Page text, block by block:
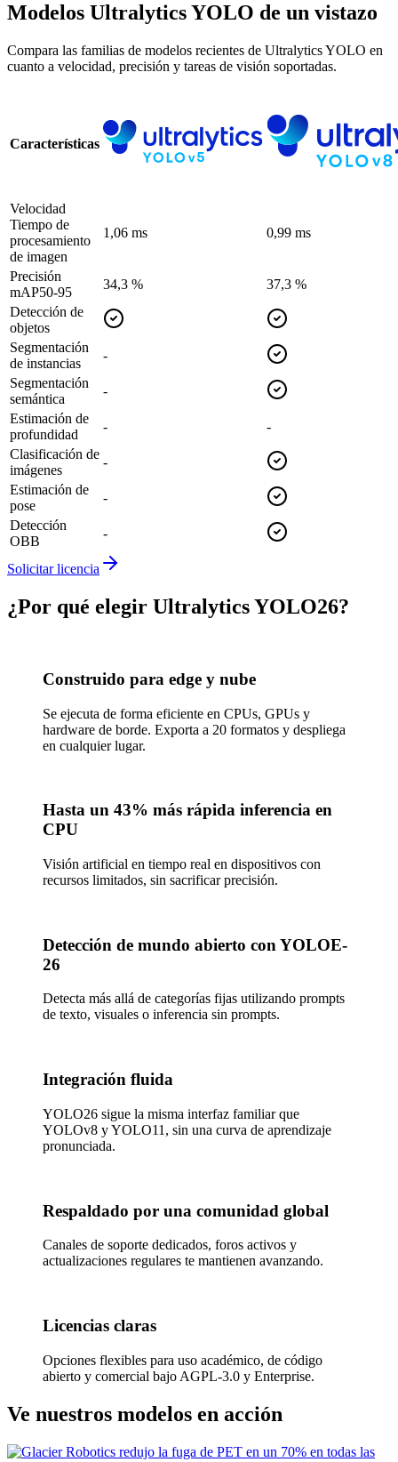
Modelos Ultralytics YOLO de un vistazo
Compara las familias de modelos recientes de Ultralytics YOLO en
cuanto a velocidad, precisión y tareas de visión soportadas.
Características
Velocidad
Tiempo de
procesamiento
de imagen
1,06 ms 0,99 ms
Precisión
mAP50-95
34,3 %
37,3 %
Detección de
objetos
Segmentación
de instancias
-
Segmentación
semántica
-
Estimación de
profundidad
-
-
Clasificación de
imágenes
-
Estimación de
pose
-
Detección
OBB
-
Solicitar licencia
¿Por qué elegir Ultralytics YOLO26?
Construido para edge y nube
Se ejecuta de forma eficiente en CPUs, GPUs y
hardware de borde. Exporta a 20 formatos y despliega
en cualquier lugar.
Hasta un 43% más rápida inferencia en
CPU
Visión artificial en tiempo real en dispositivos con
recursos limitados, sin sacrificar precisión.
Detección de mundo abierto con YOLOE-
26
Detecta más allá de categorías fijas utilizando prompts
de texto, visuales o inferencia sin prompts.
Integración fluida
YOLO26 sigue la misma interfaz familiar que
YOLOv8 y YOLO11, sin una curva de aprendizaje
pronunciada.
Respaldado por una comunidad global
Canales de soporte dedicados, foros activos y
actualizaciones regulares te mantienen avanzando.
Licencias claras
Opciones flexibles para uso académico, de código
abierto y comercial bajo AGPL-3.0 y Enterprise.
Ve nuestros modelos en acción